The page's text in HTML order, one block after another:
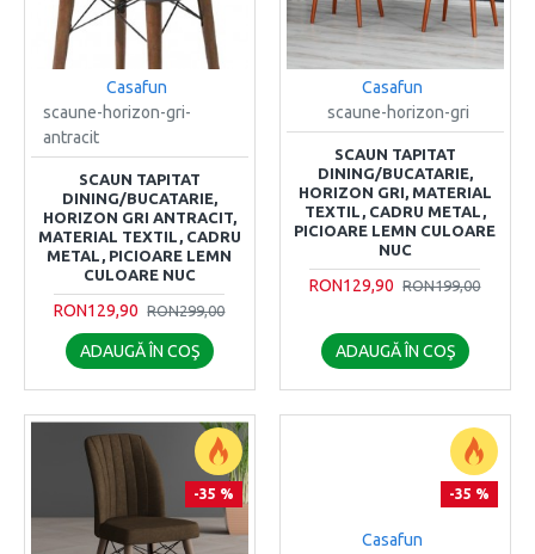
Casafun
scaune-horizon-gri-
antracit
SCAUN TAPITAT
DINING/BUCATARIE,
HORIZON GRI ANTRACIT,
MATERIAL TEXTIL, CADRU
METAL, PICIOARE LEMN
CULOARE NUC
RON129,90 RON299,00
ADAUGĂ ÎN COŞ
Casafun
scaune-horizon-gri
SCAUN TAPITAT
DINING/BUCATARIE,
HORIZON GRI, MATERIAL
TEXTIL, CADRU METAL,
PICIOARE LEMN CULOARE
NUC
RON129,90 RON199,00
ADAUGĂ ÎN COŞ
-35 % -35 %
Casafun